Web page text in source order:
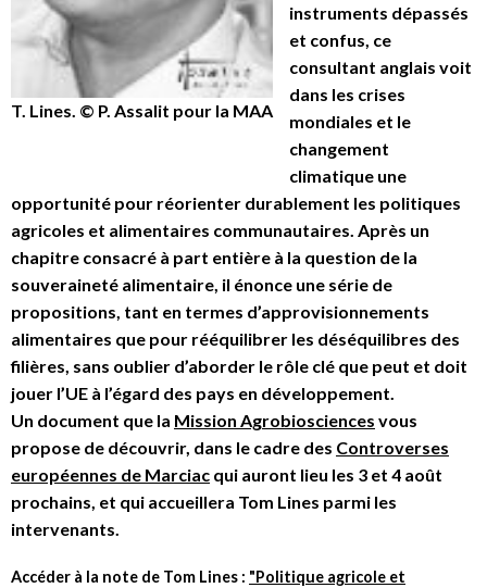
T. Lines. © P. Assalit pour la MAA
instruments dépassés
et confus, ce
consultant anglais voit
dans les crises
mondiales et le
changement
climatique une
opportunité pour réorienter durablement les politiques
agricoles et alimentaires communautaires. Après un
chapitre consacré à part entière à la question de la
souveraineté alimentaire, il énonce une série de
propositions, tant en termes d’approvisionnements
alimentaires que pour rééquilibrer les déséquilibres des
filières, sans oublier d’aborder le rôle clé que peut et doit
jouer l’UE à l’égard des pays en développement.
Un document que la Mission Agrobiosciences vous
propose de découvrir, dans le cadre des Controverses
européennes de Marciac qui auront lieu les 3 et 4 août
prochains, et qui accueillera Tom Lines parmi les
intervenants.
Accéder à la note de Tom Lines : "Politique agricole et